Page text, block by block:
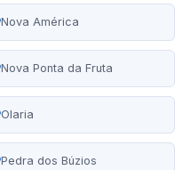
Nova América
Nova Ponta da Fruta
Olaria
Pedra dos Búzios